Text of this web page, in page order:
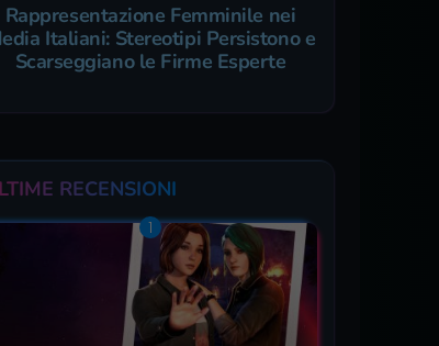
Rappresentazione Femminile nei
Italiani: Stereotipi Persistono e
Scarseggiano le Firme Esperte
RECENSIONI